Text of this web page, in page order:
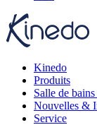
Kinedo
Produits
Salle de
Nouvelles &
Service